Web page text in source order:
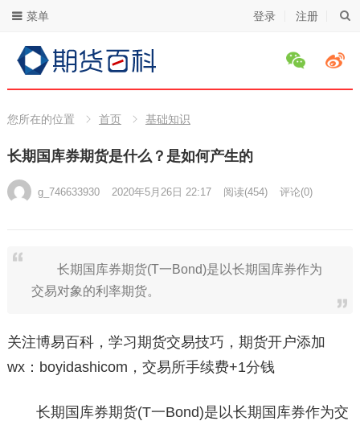
登录 注册
菜单
您所在的位置 首页 基础知识
长期国库券期货是什么？是如何产生的
g_746633930 2020年5月26日 22:17 阅读(454) 评论(0)
长期国库券期货(T一Bond)是以长期国库券作为
交易对象的利率期货。
关注博易百科，学习期货交易技巧，期货开户添加
wx：boyidashicom，交易所手续费+1分钱
长期国库券期货(T一Bond)是以长期国库券作为交